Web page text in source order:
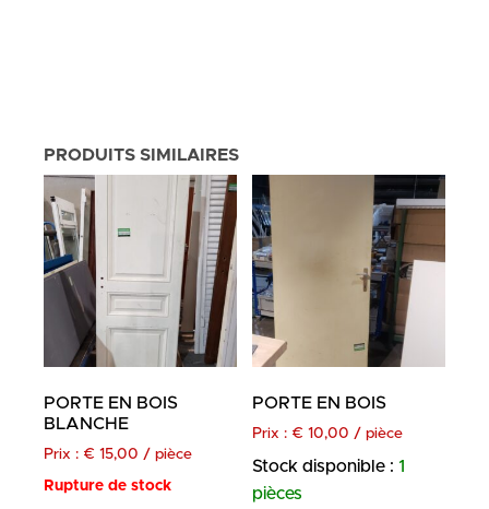
PRODUITS SIMILAIRES
PORTE EN BOIS
BLANCHE
Prix : € 15,00 / pièce
Rupture de stock
PORTE EN BOIS
Prix : € 10,00 / pièce
Stock disponible : 1
pièces